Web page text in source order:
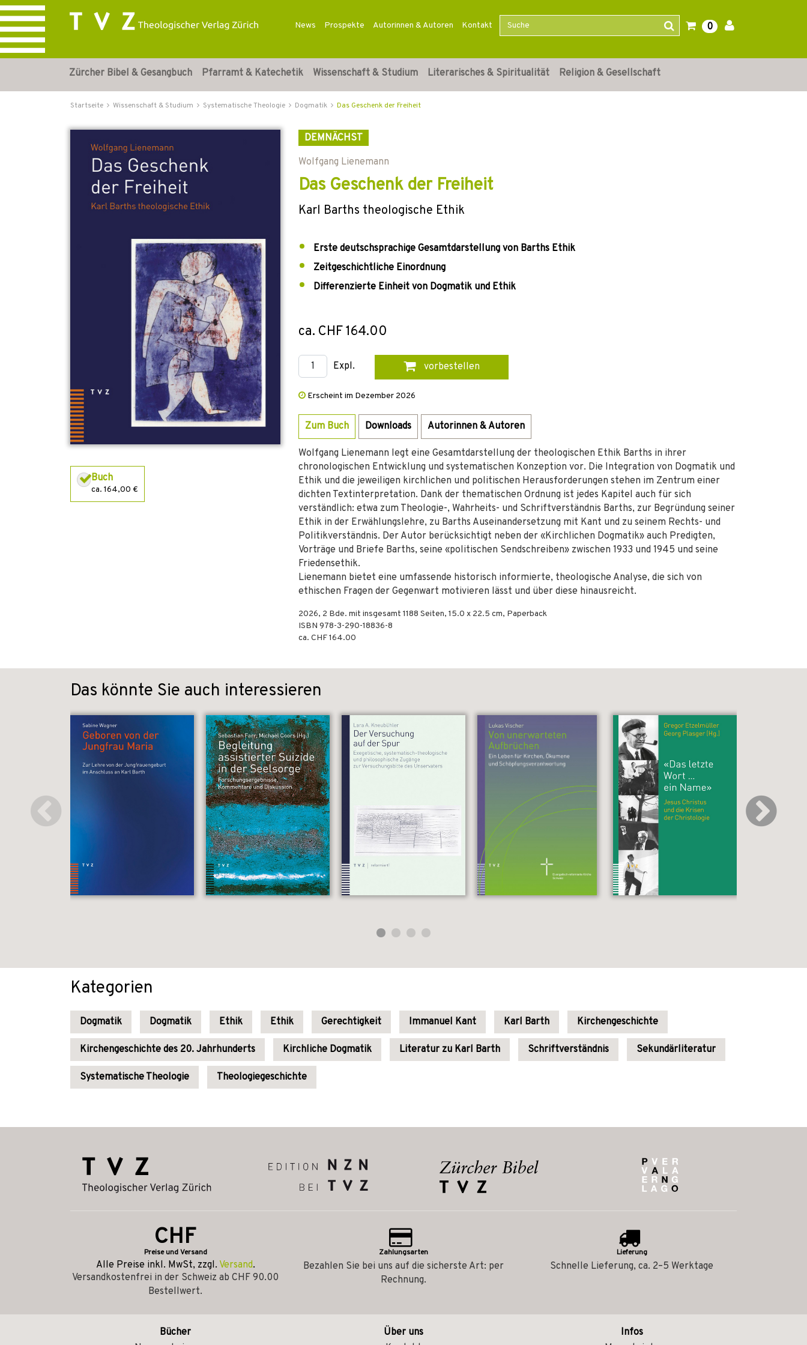
News Prospekte Autorinnen & Autoren Kontakt 0
Zürcher Bibel & Gesangbuch Pfarramt & Katechetik Wissenschaft & Studium Literarisches & Spiritualität Religion & Gesellschaft
Startseite Wissenschaft & Studium Systematische Theologie Dogmatik Das Geschenk der Freiheit
Buch
ca. 164,00 €
DEMNÄCHST
Wolfgang Lienemann
Das Geschenk der Freiheit
Karl Barths theologische Ethik
Erste deutschsprachige Gesamtdarstellung von Barths Ethik
Zeitgeschichtliche Einordnung
Differenzierte Einheit von Dogmatik und Ethik
ca. CHF 164.00
Expl. vorbestellen
Erscheint im Dezember 2026
Zum Buch Downloads Autorinnen & Autoren
Wolfgang Lienemann legt eine Gesamtdarstellung der theologischen Ethik Barths in ihrer
chronologischen Entwicklung und systematischen Konzeption vor. Die Integration von Dogmatik und
Ethik und die jeweiligen kirchlichen und politischen Herausforderungen stehen im Zentrum einer
dichten Textinterpretation. Dank der thematischen Ordnung ist jedes Kapitel auch für sich
verständlich: etwa zum Theologie-, Wahrheits- und Schriftverständnis Barths, zur Begründung seiner
Ethik in der Erwählungslehre, zu Barths Auseinandersetzung mit Kant und zu seinem Rechts- und
Politikverständnis. Der Autor berücksichtigt neben der «Kirchlichen Dogmatik» auch Predigten,
Vorträge und Briefe Barths, seine «politischen Sendschreiben» zwischen 1933 und 1945 und seine
Friedensethik.
Lienemann bietet eine umfassende historisch informierte, theologische Analyse, die sich von
ethischen Fragen der Gegenwart motivieren lässt und über diese hinausreicht.
2026, 2 Bde. mit insgesamt 1188 Seiten, 15.0 x 22.5 cm, Paperback
ISBN 978-3-290-18836-8
ca. CHF 164.00
Das könnte Sie auch interessieren
Kategorien
Dogmatik Dogmatik Ethik Ethik Gerechtigkeit Immanuel Kant Karl Barth Kirchengeschichte
Kirchengeschichte des 20. Jahrhunderts Kirchliche Dogmatik Literatur zu Karl Barth Schriftverständnis Sekundärliteratur
Systematische Theologie Theologiegeschichte
CHF
Preise und Versand
Alle Preise inkl. MwSt, zzgl. Versand.
Versandkostenfrei in der Schweiz ab CHF 90.00
Bestellwert.
Zahlungsarten
Bezahlen Sie bei uns auf die sicherste Art: per
Rechnung.
Lieferung
Schnelle Lieferung, ca. 2–5 Werktage
Bücher
Über uns
Infos